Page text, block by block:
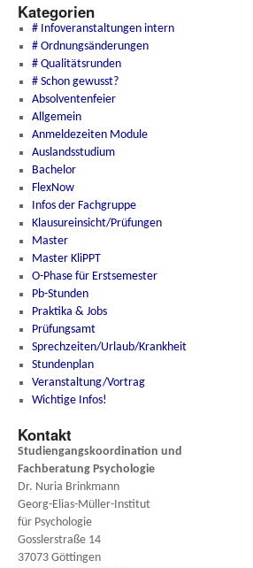
Kategorien
# Infoveranstaltungen intern
# Ordnungsänderungen
# Qualitätsrunden
# Schon gewusst?
Absolventenfeier
Allgemein
Anmeldezeiten Module
Auslandsstudium
Bachelor
FlexNow
Infos der Fachgruppe
Klausureinsicht/Prüfungen
Master
Master KliPPT
O-Phase für Erstsemester
Pb-Stunden
Praktika & Jobs
Prüfungsamt
Sprechzeiten/Urlaub/Krankheit
Stundenplan
Veranstaltung/Vortrag
Wichtige Infos!
Kontakt
Studiengangskoordination und
Fachberatung Psychologie
Dr. Nuria Brinkmann
Georg-Elias-Müller-Institut
für Psychologie
Gosslerstraße 14
37073 Göttingen